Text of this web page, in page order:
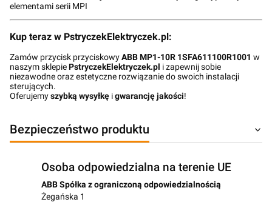
elementami serii MPI
Kup teraz w PstryczekElektryczek.pl:
Zamów przycisk przyciskowyABB MP1-10R 1SFA611100R1001 w
naszym sklepiePstryczekElektryczek.pl i zapewnij sobie
niezawodne oraz estetyczne rozwiązanie do swoich instalacji
sterujących.
Oferujemyszybką wysyłkę igwarancję jakości!
Bezpieczeństwo produktu
Osoba odpowiedzialna na terenie UE
ABB Spółka z ograniczoną odpowiedzialnością
Żegańska 1